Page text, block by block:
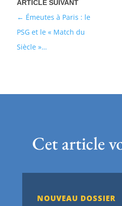
Émeutes à Paris : le
PSG et le « Match du
Siècle »…
Cet article
NOUVEAU DOSSIER